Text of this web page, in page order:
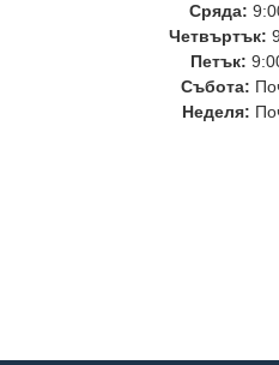
Сряда:
Четвъртък:
Петък:
Събота:
Неделя: